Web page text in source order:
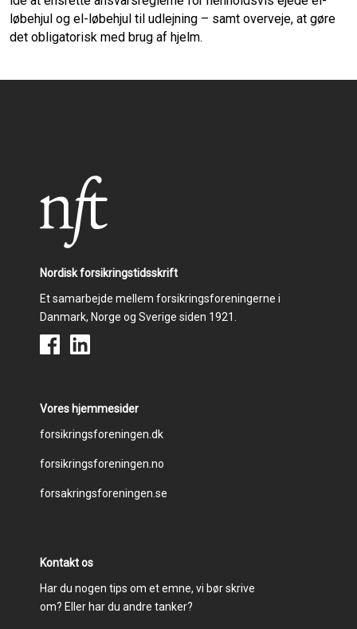
løbehjul og el-løbehjul til udlejning – samt overveje, at gøre
det obligatorisk med brug af hjelm.
Nordisk forsikringstidsskrift
Et samarbejde mellem forsikringsforeningerne i
Danmark, Norge og Sverige siden 1921.
Vores hjemmesider
Footer
menu
forsikringsforeningen.dk
forsikringsforeningen.no
forsakringsforeningen.se
Kontakt os
Har du nogen tips om et emne, vi bør skrive
om? Eller har du andre tanker?